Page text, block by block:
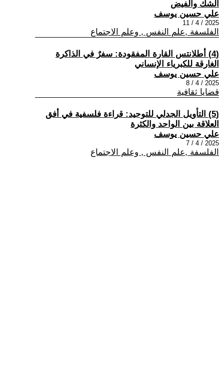
الشك والفيض
علي حسين يوسف
2025 / 4 / 11
الفلسفة ,علم النفس , وعلم الاجتماع
(4) أطلانتس القارة المفقودة: سفرٌ في الذاكرة
الغارقة للكبرياء الإنساني
علي حسين يوسف
2025 / 4 / 8
قضايا ثقافية
(5) التأويل الجدلي للتوحيد: قراءة فلسفية في أفق
العلاقة بين الواحد والكثرة
علي حسين يوسف
2025 / 4 / 7
الفلسفة ,علم النفس , وعلم الاجتماع